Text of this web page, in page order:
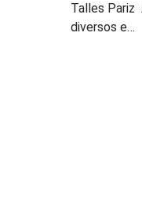
Talles Pariz
diversos e…